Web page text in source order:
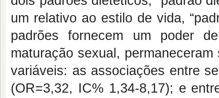
um relativo ao estilo de vida,
padrões fornecem um poder
maturação sexual,
variáveis: as associações entre
(OR=3,32, IC% 1,34-8,17); e